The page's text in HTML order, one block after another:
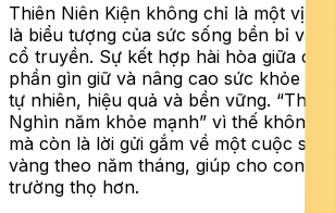
Thiên Niên Kiện không chỉ là một vị
là biểu tượng của sức sống bền bỉ và
cổ truyền. Sự kết hợp hài hòa giữa các
phần gìn giữ và nâng cao sức khỏe
tự nhiên, hiệu quả và bền vững. “Thiên
Nghìn năm khỏe mạnh” vì thế không
mà còn là lời gửi gắm về một cuộc
vàng theo năm tháng, giúp cho con
trường thọ hơn.